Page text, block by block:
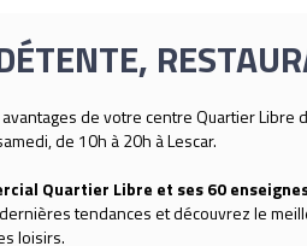
de votre centre Quartier Libre
de 10h à 20h à Lescar.
Quartier Libre et ses 60
tendances et découvrez le
loisirs.